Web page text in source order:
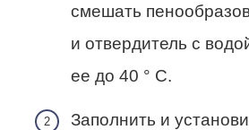
смешать
и отвердитель с
ее до 40 ° C.
Заполнить и